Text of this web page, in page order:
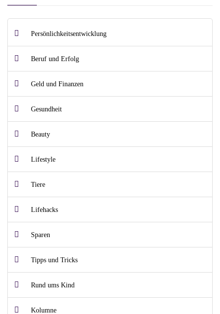
Persönlichkeitsentwicklung
Beruf und Erfolg
Geld und Finanzen
Gesundheit
Beauty
Lifestyle
Tiere
Lifehacks
Sparen
Tipps und Tricks
Rund ums Kind
Kolumne